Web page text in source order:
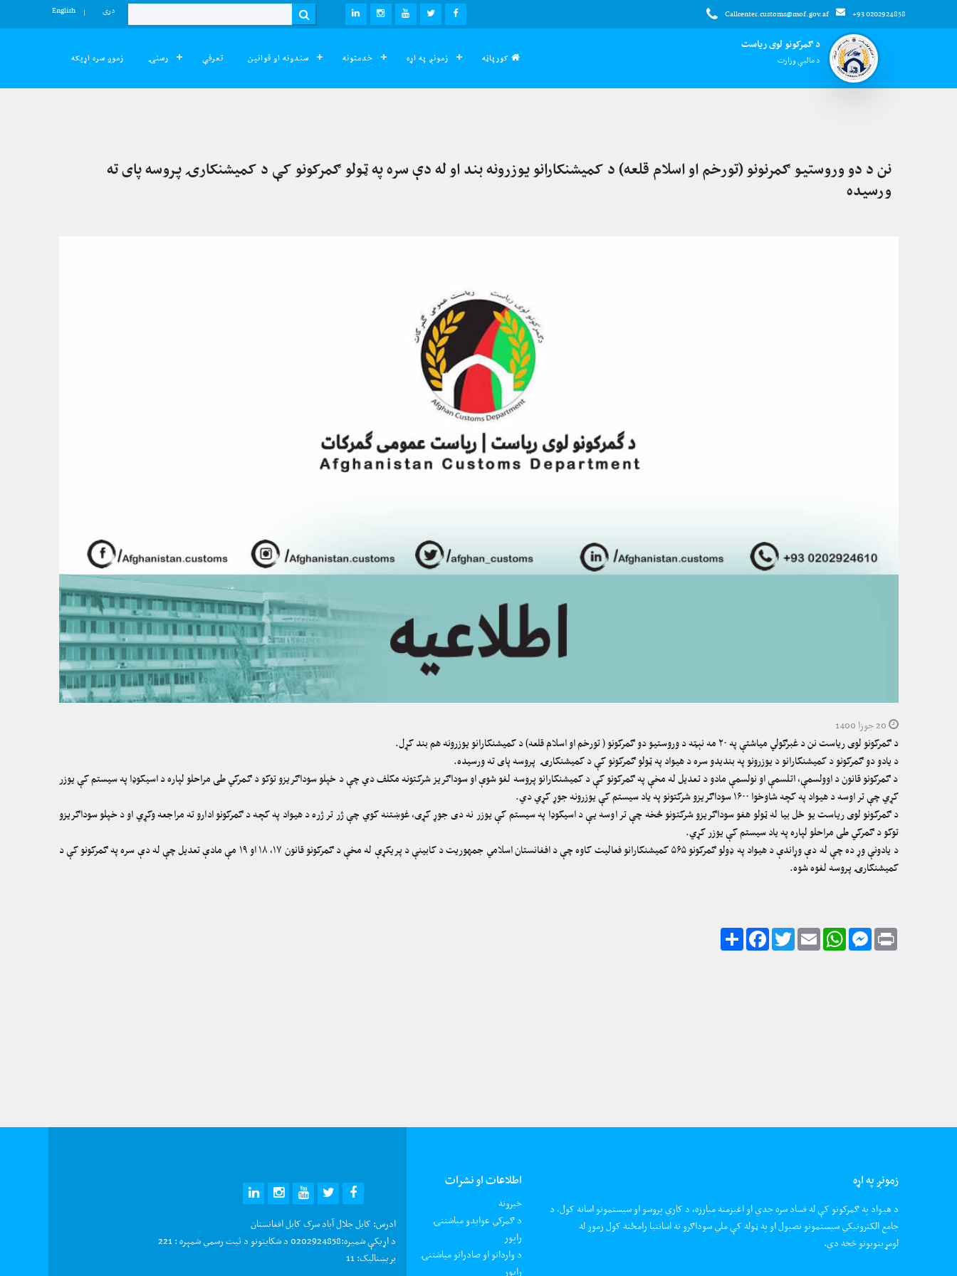
Callcenter.customs@mof.gov.af +93 0202924858
FACEBOOK
TWITTER
YOUTUBE
INSTAGRAM
LINKEDIN
Search
دری English
د ګمرکونو لوی ریاست
د مالیې وزارت کورپاڼه زمونږ په اړه خدمتونه سندونه او قوانین تعرفې رسنۍ زموږ سره اړیکه
نن د دو وروستیو ګمرنونو (تورخم او اسلام قلعه) د کمیشنکارانو یوزرونه بند او له دې سره په ټولو ګمرکونو کې د کمیشنکارۍ پروسه پای ته
ورسیده
د ګمرکونو لوی ریاست نن د غبرګولي میاشتې په ۲۰ مه نېټه د وروستیو دو ګمرکونو ( تورخم او اسلام قلعه) د کمیشنکارانو یوزرونه هم بند کړل.
د یادو دو ګمرکونو د کمیشنکارانو د یوزرونو په بندیدو سره د هیواد په ټولو ګمرکونو کې د کمیشنکارۍ پروسه پای ته ورسیده.
د ګمرکونو قانون د اوولسمې، اتلسمې او نولسمې مادو د تعدیل له مخې په ګمرکونو کې د کمیشنکارانو پروسه لغو شوې او سوداګریز شرکتونه مکلف دي چې د خپلو سوداګریزو توکو د ګمرکي طی مراحلو لپاره د اسیکوډا په سیستم کې یوزر
کړي چې تر اوسه د هیواد په کچه شاوخوا ۱۶۰۰ سوداګریزو شرکتونو په یاد سیستم کې یوزرونه جوړ کړي دي.
د ګمرکونو لوی ریاست یو ځل بیا له ټولو هغو سوداګریزو شرکتونو څخه چې تر اوسه یې د اسیکوډا په سیستم کې یوزر نه دی جوړ کړی، غوښتنه کوي چې ژر تر ژره د هیواد په کچه د ګمرکونو ادارو ته مراجعه وکړي او د خپلو سوداګریزو
توکو د ګمرکي طی مراحلو لپاره په یاد سیستم کې یوزر کړي.
د یادونې وړ ده چې له دې وړاندې د هیواد په ډولو ګمرکونو ۵۶۵ کمیشنکارانو فعالیت کاوه چې د افغانستان اسلامي جمهوریت د کابینې د پریکړې له مخې د ګمرکونو قانون ۱۷، ۱۸ او ۱۹ مې مادې تعدیل چې له دې سره په ګمرکونو کې د
کمیشنکارۍ پروسه لغوه شوه.
ShareFacebookTwitterEmail
WhatsAppMessenger Print
زمونږ په اړه
د هیواد په ګمرکونو کې له فساد سره جدي او اغیزمنه مبارزه، د کاري پروسو او سیستمونو اسانه کول، د
جامع الکترونیکي سیستمونو نصبول او په ټوله کې ملي سوداګرو ته اسانتیا رامځته کول زموږ له
لومړیتوبونو څخه دي.
اطلاعات او نشرات
خبرونه
د ګمرکي عوایدو میاشتنۍ
راپور
د وارداتو او صادراتو میاشتنۍ
راپور
FACEBOOK
TWITTER
YOUTUBE
INSTAGRAM
LINKEDIN
ادرس:کابل جلال آباد سرک کابل افغانستان
د اړیکې شمیره:0202924858 د شکایتونو د ثبت رسمي شمېره : 221
بریښنالیک: